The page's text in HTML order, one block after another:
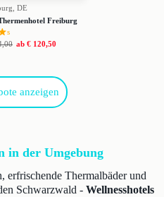
DE
Freiburg
s
ab € 120,50
anzeigen
in der Umgebung
erfrischende Thermalbäder und
Schwarzwald - Wellnesshotels